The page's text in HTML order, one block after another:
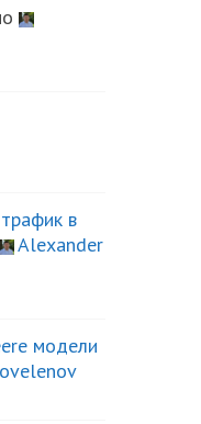
в
Alexander
модели